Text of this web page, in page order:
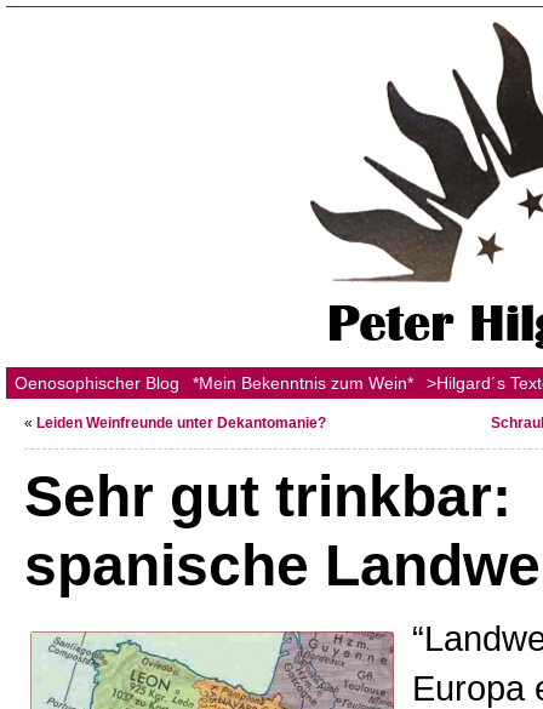
Oenosophischer Blog *Mein Bekenntnis zum Wein* >Hilgard´s
« Leiden Weinfreunde unter Dekantomanie?
Sehr gut trinkbar:
spanische
Europa